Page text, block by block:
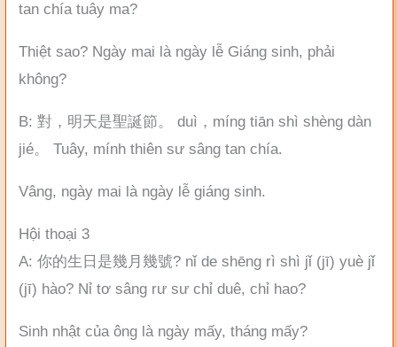
tan chía tuây ma?
Thiệt sao? Ngày mai là ngày lễ Giáng sinh, phải
không?
B: 對，明天是聖誕節。 duì，míng tiān shì shèng dàn
jié。 Tuây, mính thiên sư sâng tan chía.
Vâng, ngày mai là ngày lễ giáng sinh.
Hội thoại 3
A: 你的生日是幾月幾號? nǐ de shēng rì shì jǐ (jī) yuè jǐ
(jī) hào? Nỉ tơ sâng rư sư chỉ duê, chỉ hao?
Sinh nhật của ông là ngày mấy, tháng mấy?